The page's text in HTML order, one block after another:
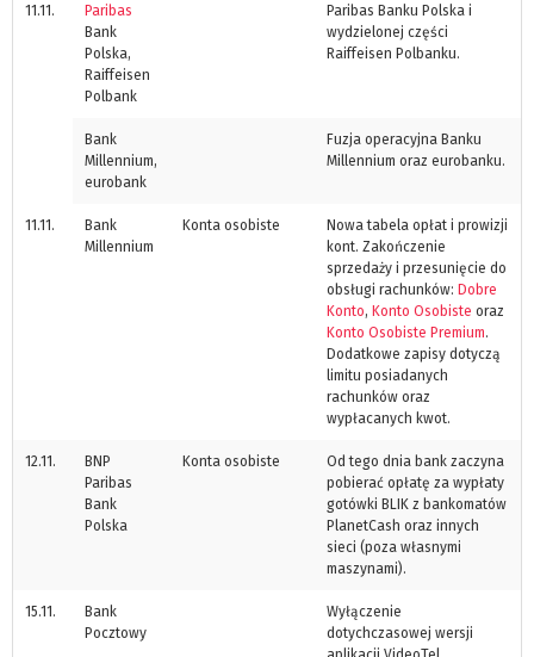
11.11.
Paribas
Bank
Polska,
Raiffeisen
Polbank
Paribas Banku Polska i
wydzielonej części
Raiffeisen Polbanku.
Bank
Millennium,
eurobank
Fuzja operacyjna Banku
Millennium oraz eurobanku.
11.11.
Bank
Millennium
Konta osobiste
Nowa tabela opłat i prowizji
kont. Zakończenie
sprzedaży i przesunięcie do
obsługi rachunków: Dobre
Konto, Konto Osobiste oraz
Konto Osobiste Premium.
Dodatkowe zapisy dotyczą
limitu posiadanych
rachunków oraz
wypłacanych kwot.
12.11.
BNP
Paribas
Bank
Polska
Konta osobiste
Od tego dnia bank zaczyna
pobierać opłatę za wypłaty
gotówki BLIK z bankomatów
PlanetCash oraz innych
sieci (poza własnymi
maszynami).
15.11.
Bank
Pocztowy
Wyłączenie
dotychczasowej wersji